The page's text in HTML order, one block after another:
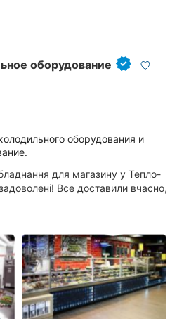
оборудование
оборудования и
для магазину у Тепло-
Все доставили вчасно,